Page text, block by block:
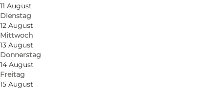
11 August
Dienstag
12 August
Mittwoch
13 August
Donnerstag
14 August
Freitag
15 August
Die Marina hat einen privaten Badestrand, der
einer der Besten der Insel Alsen ist - eine kleine
Oase, die erlebt werden sollte.
Wir heißen dich willkommen im Café der
Mommark Marina, einem gemütlichen Café das
direkt am Hafen und Strand liegt.